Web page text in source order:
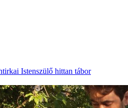
Istenszülő hittan tábor